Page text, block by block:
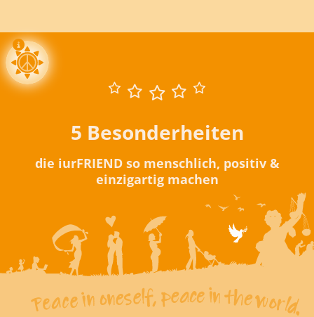
5 Besonderheiten
die iurFRIEND so menschlich, positiv &
einzigartig machen